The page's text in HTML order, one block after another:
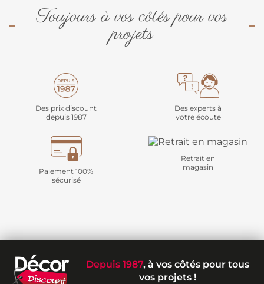
Toujours à vos côtés pour vos
projets
Des prix discount
depuis 1987
Des experts à
votre écoute
Paiement 100%
sécurisé
Retrait en
magasin
Depuis 1987, à vos côtés pour tous
vos projets !